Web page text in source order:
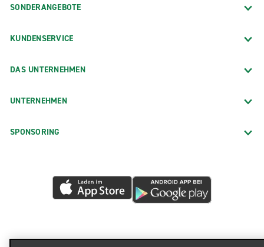
SONDERANGEBOTE
KUNDENSERVICE
DAS UNTERNEHMEN
UNTERNEHMEN
SPONSORING